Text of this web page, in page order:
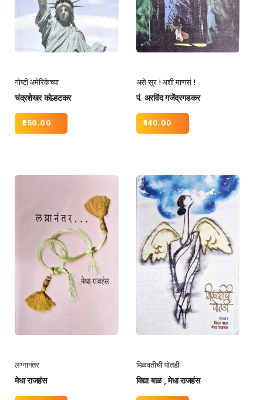
गोष्टी अमेरिकेच्या
चंद्रशेखर कोल्हटकर
250.00
असे सूर ! अशी माणसं !
पं. अरविंद गजेंद्रगडकर
140.00
लग्नानंतर
मेधा राजहंस
मिळवतीची पोतडी
विद्या बाळ , मेधा राजहंस